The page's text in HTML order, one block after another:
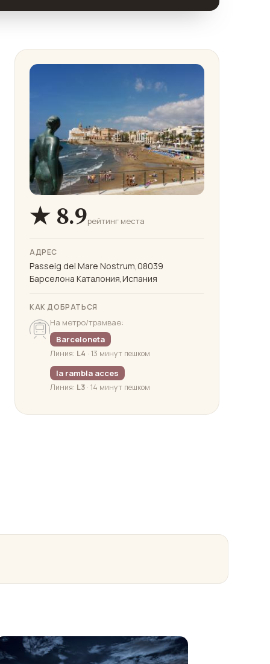
★ 8.9рейтинг места
АДРЕС
Passeig del Mare Nostrum,08039
Барселона Каталония,Испания
КАК ДОБРАТЬСЯ
На метро/трамвае:
Barceloneta
Линия: L4 · 13 минут пешком
la rambla acces
Линия: L3 · 14 минут пешком